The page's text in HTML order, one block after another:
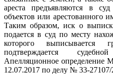
ареста предъявляются в
объектов или арестованного
Таким образом, иск о
подается в суд по месту
которого выписывается
подтверждается
Апелляционное определение
12.07.2017 по делу № 33-27107/